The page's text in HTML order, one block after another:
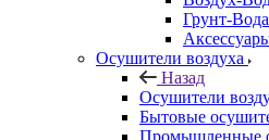
Грунт-Вода
Осушители воздуха
Назад
Осушители
Бытовые
Промышленные